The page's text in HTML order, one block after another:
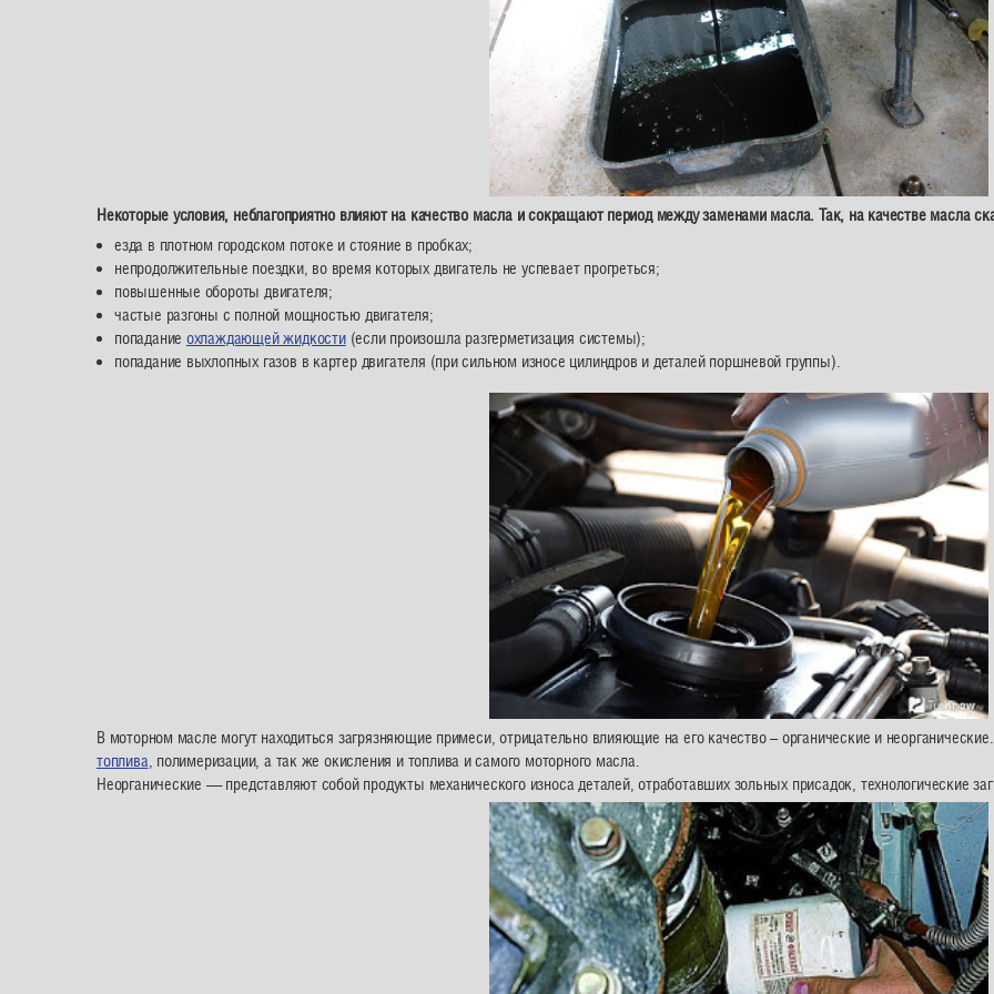
Некоторые условия, неблагоприятно влияют на качество масла и сокращают период между заменами масла. Так, на качестве масла
езда в плотном городском потоке и стояние в пробках;
непродолжительные поездки, во время которых двигатель не успевает прогреться;
повышенные обороты двигателя;
частые разгоны с полной мощностью двигателя;
попадание охлаждающей жидкости(если произошла разгерметизация системы);
попадание выхлопных газов в картер двигателя (при сильном износе цилиндров и деталей поршневой группы).
В моторном масле могут находиться загрязняющие примеси, отрицательно влияющие на его качество – органические и
топлива , полимеризации, а так же окисления и топлива и самого моторного масла.
Неорганические — представляют собой продукты механического износа деталей, отработавших зольных присадок, технологические